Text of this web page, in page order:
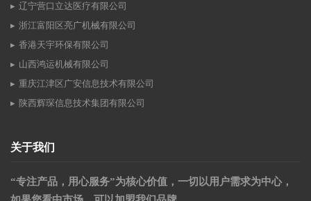
辽宁营口立达医疗有限公司
浙江富阳区亮广机械有限公司
香港天宇环保有限公司
山西鸿运机械有限公司
重庆江津区广安信息技术有限公司
陕西辉琛信息技术集团有限公司
关于我们
“专注产品，用心服务”为核心价值，一切以用户需求为中心，